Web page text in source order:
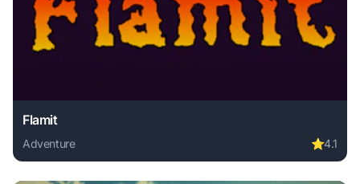
Flamit
Adventure ⭐4.1
Play Flamit online free. adventure game, no download